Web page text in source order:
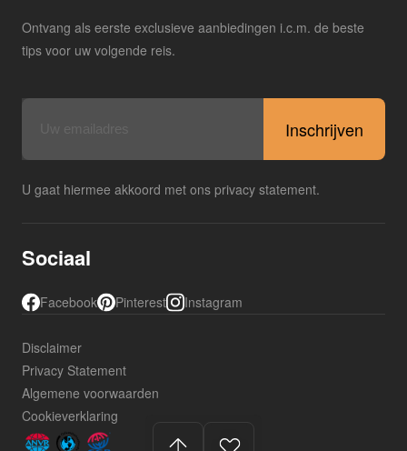
Ontvang als eerste exclusieve aanbiedingen i.c.m. de beste
tips voor uw volgende reis.
U gaat hiermee akkoord met ons privacy statement.
Sociaal
Facebook Pinterest Instagram
Disclaimer
Privacy Statement
Algemene voorwaarden
Cookieverklaring